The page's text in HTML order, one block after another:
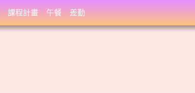
課程計畫 午餐 差勤